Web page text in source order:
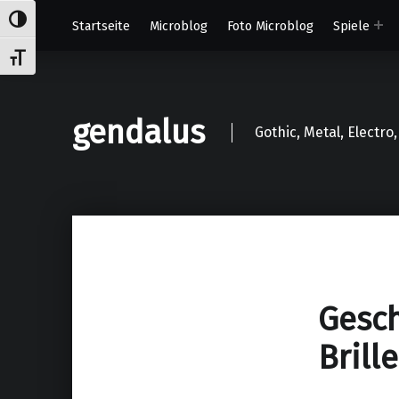
Umschalten auf hohe Kontraste
Schrift vergrößern
Startseite
Microblog Foto Microblog Spiele
gendalus Gothic, Metal,